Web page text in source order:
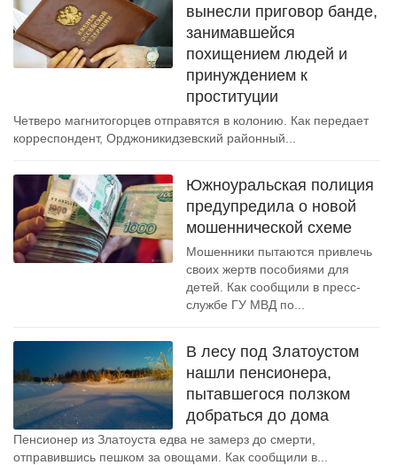
вынесли приговор банде,
занимавшейся
похищением людей и
принуждением к
проституции
Четверо магнитогорцев отправятся в колонию. Как передает
корреспондент, Орджоникидзевский районный...
Южноуральская полиция
предупредила о новой
мошеннической схеме
Мошенники пытаются привлечь
своих жертв пособиями для
детей. Как сообщили в пресс-
службе ГУ МВД по...
В лесу под Златоустом
нашли пенсионера,
пытавшегося ползком
добраться до дома
Пенсионер из Златоуста едва не замерз до смерти,
отправившись пешком за овощами. Как сообщили в...